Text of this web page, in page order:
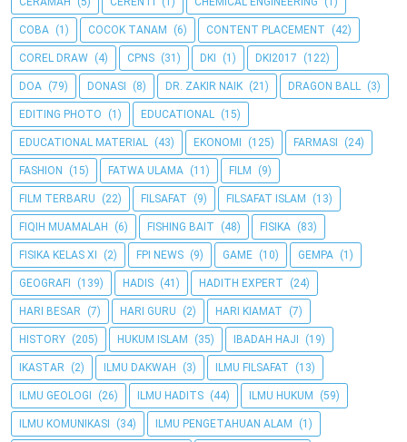
COBA (1) COCOK TANAM (6) CONTENT PLACEMENT (42)
COREL DRAW (4) CPNS (31) DKI (1) DKI2017 (122)
DOA (79) DONASI (8) DR. ZAKIR NAIK (21) DRAGON BALL (3)
EDITING PHOTO (1) EDUCATIONAL (15)
EDUCATIONAL MATERIAL (43) EKONOMI (125) FARMASI (24)
FASHION (15) FATWA ULAMA (11) FILM (9)
FILM TERBARU (22) FILSAFAT (9) FILSAFAT ISLAM (13)
FIQIH MUAMALAH (6) FISHING BAIT (48) FISIKA (83)
FISIKA KELAS XI (2) FPI NEWS (9) GAME (10) GEMPA (1)
GEOGRAFI (139) HADIS (41) HADITH EXPERT (24)
HARI BESAR (7) HARI GURU (2) HARI KIAMAT (7)
HISTORY (205) HUKUM ISLAM (35) IBADAH HAJI (19)
IKASTAR (2) ILMU DAKWAH (3) ILMU FILSAFAT (13)
ILMU GEOLOGI (26) ILMU HADITS (44) ILMU HUKUM (59)
ILMU KOMUNIKASI (34) ILMU PENGETAHUAN ALAM (1)